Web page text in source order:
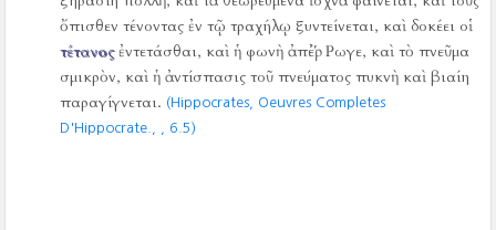
ὄπισθεν τένοντας ἐν τῷ τραχήλῳ ξυντείνεται, καὶ δοκέει οἱ
τέτανοςἐντετάσθαι, καὶ ἡ φωνὴ ἀπέῤῬωγε, καὶ τὸ πνεῦμα
σμικρὸν, καὶ ἡ ἀντίσπασις τοῦ πνεύματος πυκνὴ καὶ βιαίη
παραγίγνεται. (Hippocrates, Oeuvres Completes
D'Hippocrate.,
, 6.5)